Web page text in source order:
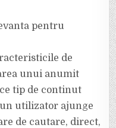
pentru
de
unui anumit
tip de continut
utilizator ajunge
de cautare, direct,